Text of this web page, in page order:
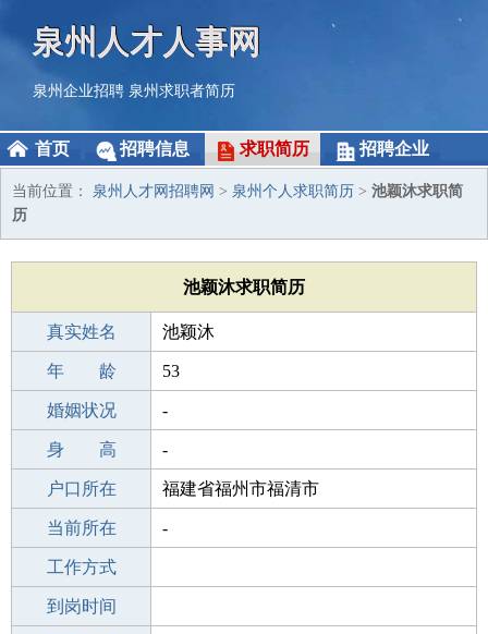
泉州人才人事网
泉州企业招聘 泉州求职者简历
首页 招聘信息 求职简历 招聘企业
当前位置： 泉州人才网招聘网 > 泉州个人求职简历 > 池颖沐求职简
历
池颖沐求职简历
真实姓名 池颖沐
性 别 女
年 龄 53
出生年月 1973-07-12
婚姻状况 -
学 历 职校/技校
身 高 -
毕业学校 中山市艺晋职业技能培训学校
户口所在 福建省福州市福清市
所学专业 -
当前所在 -
工作经验
工作方式
驾 照
到岗时间